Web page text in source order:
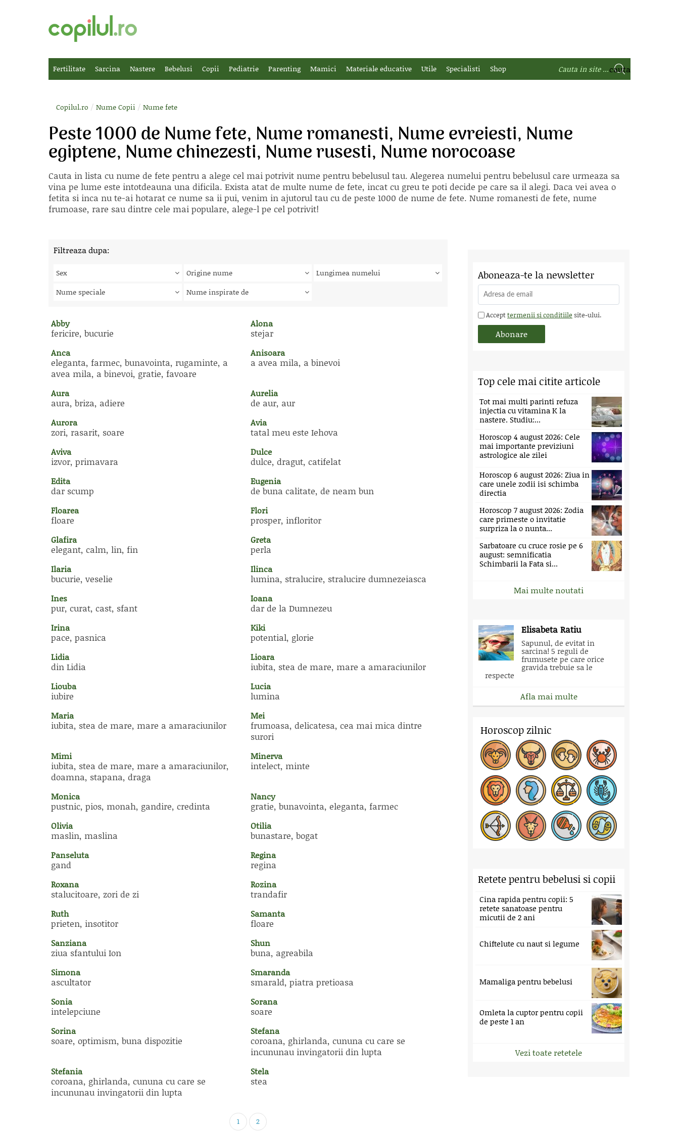
Fertilitate Sarcina Nastere Bebelusi Copii Pediatrie Parenting Mamici Materiale educative Utile Specialisti Shop
Copilul.ro / Nume Copii / Nume fete
Peste 1000 de Nume fete, Nume romanesti, Nume evreiesti, Nume
egiptene, Nume chinezesti, Nume rusesti, Nume norocoase
Cauta in lista cu nume de fete pentru a alege cel mai potrivit nume pentru bebelusul tau. Alegerea numelui pentru bebelusul care urmeaza sa
vina pe lume este intotdeauna una dificila. Exista atat de multe nume de fete, incat cu greu te poti decide pe care sa il alegi. Daca vei avea o
fetita si inca nu te-ai hotarat ce nume sa ii pui, venim in ajutorul tau cu de peste 1000 de nume de fete. Nume romanesti de fete, nume
frumoase, rare sau dintre cele mai populare, alege-l pe cel potrivit!
Filtreaza dupa:
Sex Origine nume
Lungimea numelui
Nume speciale
Nume inspirate de
Abby
fericire, bucurie
Alona
stejar
Anca
eleganta, farmec, bunavointa, rugaminte, a
avea mila, a binevoi, gratie, favoare
Anisoara
a avea mila, a binevoi
Aura
aura, briza, adiere
Aurelia
de aur, aur
Aurora
zori, rasarit, soare
Avia
tatal meu este Iehova
Aviva
izvor, primavara
Dulce
dulce, dragut, catifelat
Edita
dar scump
Eugenia
de buna calitate, de neam bun
Floarea
floare
Flori
prosper, infloritor
Glafira
elegant, calm, lin, fin
Greta
perla
Ilaria
bucurie, veselie
Ilinca
lumina, stralucire, stralucire dumnezeiasca
Ines
pur, curat, cast, sfant
Ioana
dar de la Dumnezeu
Irina
pace, pasnica
Kiki
potential, glorie
Lidia
din Lidia
Lioara
iubita, stea de mare, mare a amaraciunilor
Liouba
iubire
Lucia
lumina
Maria
iubita, stea de mare, mare a amaraciunilor
Mei
frumoasa, delicatesa, cea mai mica dintre
surori
Mimi
iubita, stea de mare, mare a amaraciunilor,
doamna, stapana, draga
Minerva
intelect, minte
Monica
pustnic, pios, monah, gandire, credinta
Nancy
gratie, bunavointa, eleganta, farmec
Olivia
maslin, maslina
Otilia
bunastare, bogat
Panseluta
gand
Regina
regina
Roxana
stalucitoare, zori de zi
Rozina
trandafir
Ruth
prieten, insotitor
Samanta
floare
Sanziana
ziua sfantului Ion
Shun
buna, agreabila
Simona
ascultator
Smaranda
smarald, piatra pretioasa
Sonia
intelepciune
Sorana
soare
Sorina
soare, optimism, buna dispozitie
Stefana
coroana, ghirlanda, cununa cu care se
incununau invingatorii din lupta
Stefania
coroana, ghirlanda, cununa cu care se
incununau invingatorii din lupta
Stela
stea
1 2
Aboneaza-te la newsletter
Accepttermenii si conditiile site-ului.
Top cele mai citite articole
Tot mai multi parinti refuza
injectia cu vitamina K la
nastere. Studiu:...
Horoscop 4 august 2026: Cele
mai importante previziuni
astrologice ale zilei
Horoscop 6 august 2026: Ziua in
care unele zodii isi schimba
directia
Horoscop 7 august 2026: Zodia
care primeste o invitatie
surpriza la o nunta...
Sarbatoare cu cruce rosie pe 6
august: semnificatia
Schimbarii la Fata si...
Mai multe noutati
Elisabeta Ratiu
Sapunul, de evitat in
sarcina! 5 reguli de
frumusete pe care orice
gravida trebuie sa le
respecte
Afla mai multe
Horoscop zilnic
Retete pentru bebelusi si copii
Cina rapida pentru copii: 5
retete sanatoase pentru
micutii de 2 ani
Chiftelute cu naut si legume
Mamaliga pentru bebelusi
Omleta la cuptor pentru copii
de peste 1 an
Vezi toate retetele